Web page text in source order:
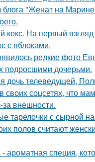
"Женат на
кекс. На первый
с яблоками.
редкие фото
подросшими дочерьми.
дочь телеведущей,
своих соцсетях, что
за внешности.
тарелочки с сырной
полов считают
- ароматная специя,